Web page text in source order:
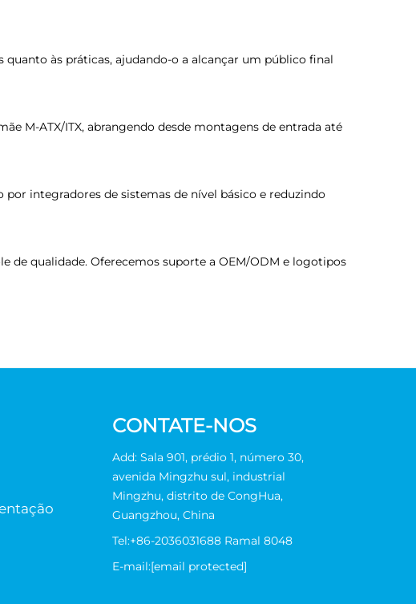
às práticas, ajudando-o a alcançar um público final
M-ATX/ITX, abrangendo desde montagens de entrada até
integradores de sistemas de nível básico e reduzindo
de qualidade. Oferecemos suporte a OEM/ODM e logotipos
CONTATE-NOS
Add: Sala 901, prédio 1, número 30,
avenida Mingzhu sul, industrial
Mingzhu, distrito de CongHua,
Guangzhou, China
Tel:+86-2036031688 Ramal 8048
E-mail:[email protected]